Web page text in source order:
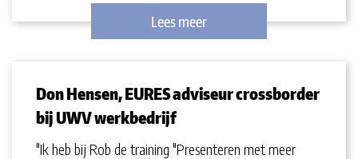
Lees meer
Don Hensen, EURES adviseur crossborder
bij UWV werkbedrijf
"Ik heb bij Rob de training "Presenteren met meer